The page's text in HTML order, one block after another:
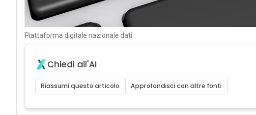
Piattaforma digitale nazionale dati
Chiedi all'AI
Riassumi questo articolo Approfondisci con altre fonti